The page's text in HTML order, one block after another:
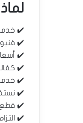
✔️
✔️
✔️
✔️
✔️
✔️
✔️ قطع
✔️